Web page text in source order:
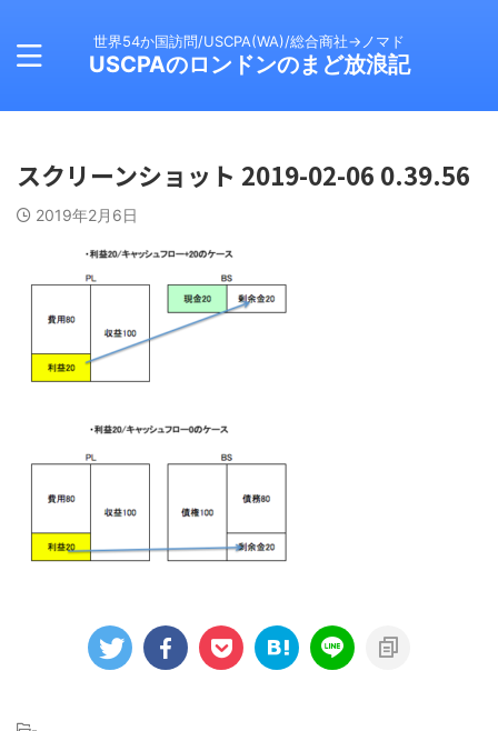
世界54か国訪問/USCPA(WA)/総合商社→ノマド
USCPAのロンドンのまど放浪記
スクリーンショット 2019-02-06 0.39.56
2019年2月6日